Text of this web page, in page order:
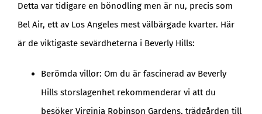
Detta var tidigare en bönodling men är nu, precis som
Bel Air, ett av Los Angeles mest välbärgade kvarter. Här
är de viktigaste sevärdheterna i Beverly Hills:
Berömda villor: Om du är fascinerad av Beverly
Hills storslagenhet rekommenderar vi att du
besöker Virginia Robinson Gardens, trädgården till